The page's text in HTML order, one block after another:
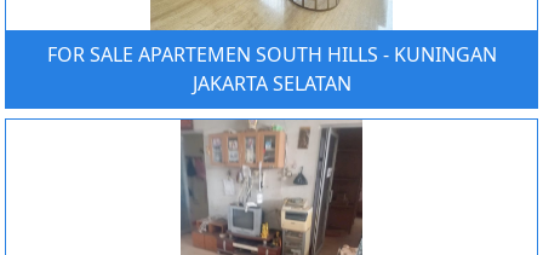
FOR SALE APARTEMEN SOUTH HILLS - KUNINGAN
JAKARTA SELATAN